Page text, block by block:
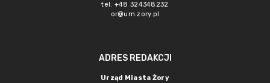
tel. +48 324348232
or@um.zory.pl
ADRES REDAKCJI
Urząd Miasta Żory